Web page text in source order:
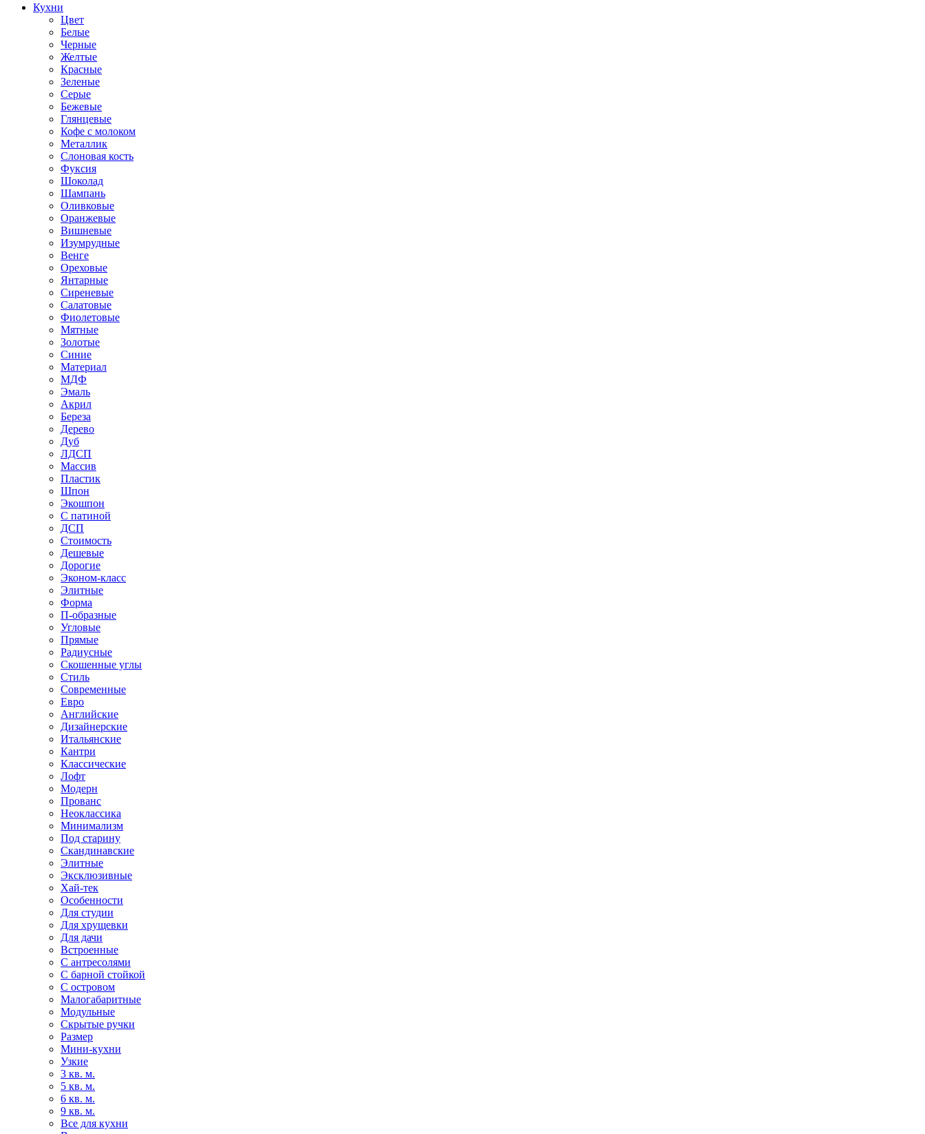
Кухни
Цвет
Белые
Черные
Желтые
Красные
Зеленые
Серые
Бежевые
Глянцевые
Кофе с молоком
Металлик
Слоновая кость
Фуксия
Шоколад
Шампань
Оливковые
Оранжевые
Вишневые
Изумрудные
Венге
Ореховые
Янтарные
Сиреневые
Салатовые
Фиолетовые
Мятные
Золотые
Синие
Материал
МДФ
Эмаль
Акрил
Береза
Дерево
Дуб
ЛДСП
Массив
Пластик
Шпон
Экошпон
С патиной
ДСП
Стоимость
Дешевые
Дорогие
Эконом-класс
Элитные
Форма
П-образные
Угловые
Прямые
Радиусные
Скошенные углы
Стиль
Современные
Евро
Английские
Дизайнерские
Итальянские
Кантри
Классические
Лофт
Модерн
Прованс
Неоклассика
Минимализм
Под старину
Скандинавские
Элитные
Эксклюзивные
Хай-тек
Особенности
Для студии
Для хрущевки
Для дачи
Встроенные
С антресолями
С барной стойкой
С островом
Малогабаритные
Модульные
Скрытые ручки
Размер
Мини-кухни
Узкие
3 кв. м.
5 кв. м.
6 кв. м.
9 кв. м.
Все для кухни